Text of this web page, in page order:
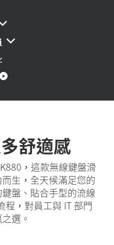
舒適感
，這款無線鍵盤滑
生，全天候滿足您的
盤、貼合手型的流線
程，對員工與 IT 部門
選。